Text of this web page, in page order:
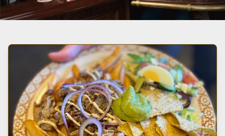
Do 19:00 | Vr-Za 16:00 | Zo 16:00